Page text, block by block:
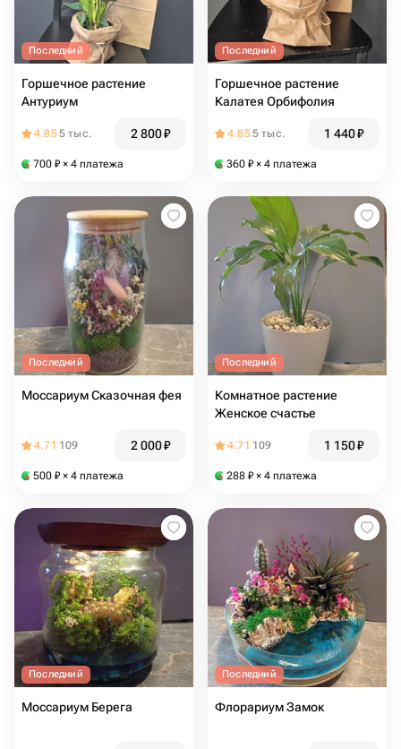
Последний
Горшечное растение
Антуриум
4.855 тыс. 2 800₽
700 ₽ × 4 платежа
Последний
Горшечное растение
Калатея Орбифолия
4.855 тыс. 1 440₽
360 ₽ × 4 платежа
Последний
Моссариум Сказочная фея
4.71 109 2 000₽
500 ₽ × 4 платежа
Последний
Комнатное растение
Женское счастье
4.71 109 1 150₽
288 ₽ × 4 платежа
Последний
Моссариум Берега
Последний
Флорариум Замок